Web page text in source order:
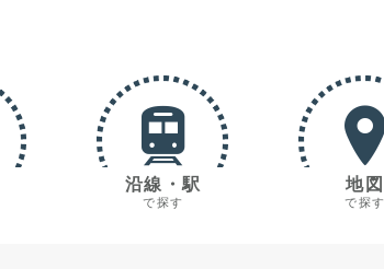
沿線・駅
で探す
地図
で探す